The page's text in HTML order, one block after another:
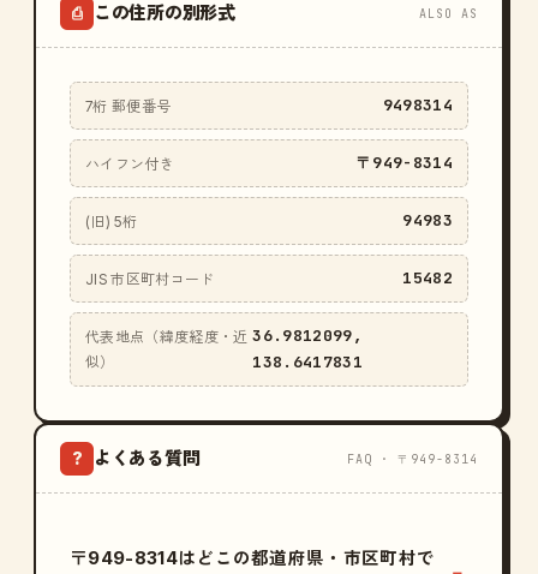
⎙ この住所の別形式 ALSO AS
7桁 郵便番号 9498314
ハイフン付き 〒949-8314
(旧) 5桁 94983
JIS 市区町村コード 15482
代表地点（緯度経度・近
似）
36.9812099,
138.6417831
? よくある質問 FAQ · 〒949-8314
〒949-8314はどこの都道府県・市区町村で